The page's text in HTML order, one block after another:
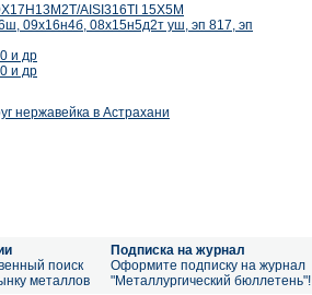
AISI316TI 15Х5М
09х16н4б, 08х15н5д2т уш, эп 817, эп
и др
и др
нержавейка в Астрахани
поиск
металлов
Подписка на журнал
Оформите подписку на журнал
"Металлургический бюллетень"!